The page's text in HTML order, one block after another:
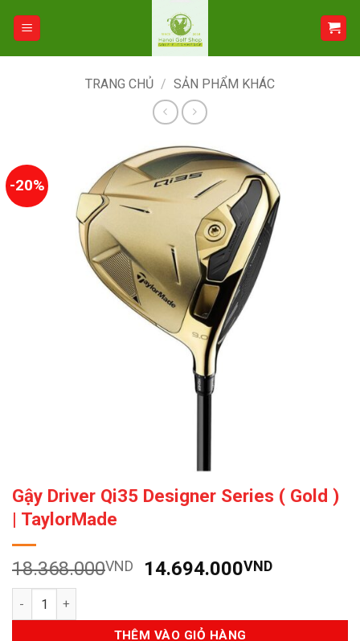
TRANG CHỦ / SẢN PHẨM KHÁC
-20%
Gậy Driver Qi35 Designer Series ( Gold )
| TaylorMade
18.368.000VND
Giá
18.368.000VND.
14.694.000VNDGiá
là:
Số lượng
THÊM VÀO GIỎ HÀNG